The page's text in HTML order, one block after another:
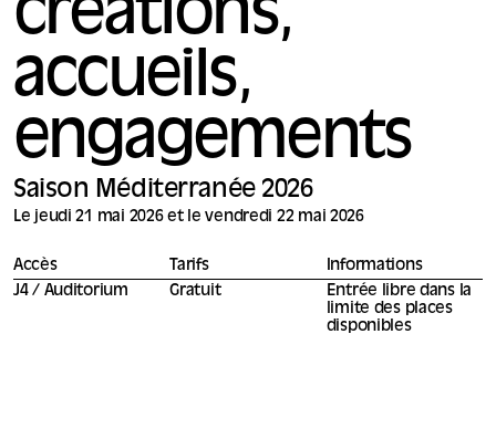
créations,
accueils,
engagements
Saison Méditerranée 2026
Le jeudi 21 mai 2026 et le vendredi 22 mai 2026
Accès
J4 / Auditorium
Tarifs
Gratuit
Informations
Entrée libre dans la
limite des places
disponibles